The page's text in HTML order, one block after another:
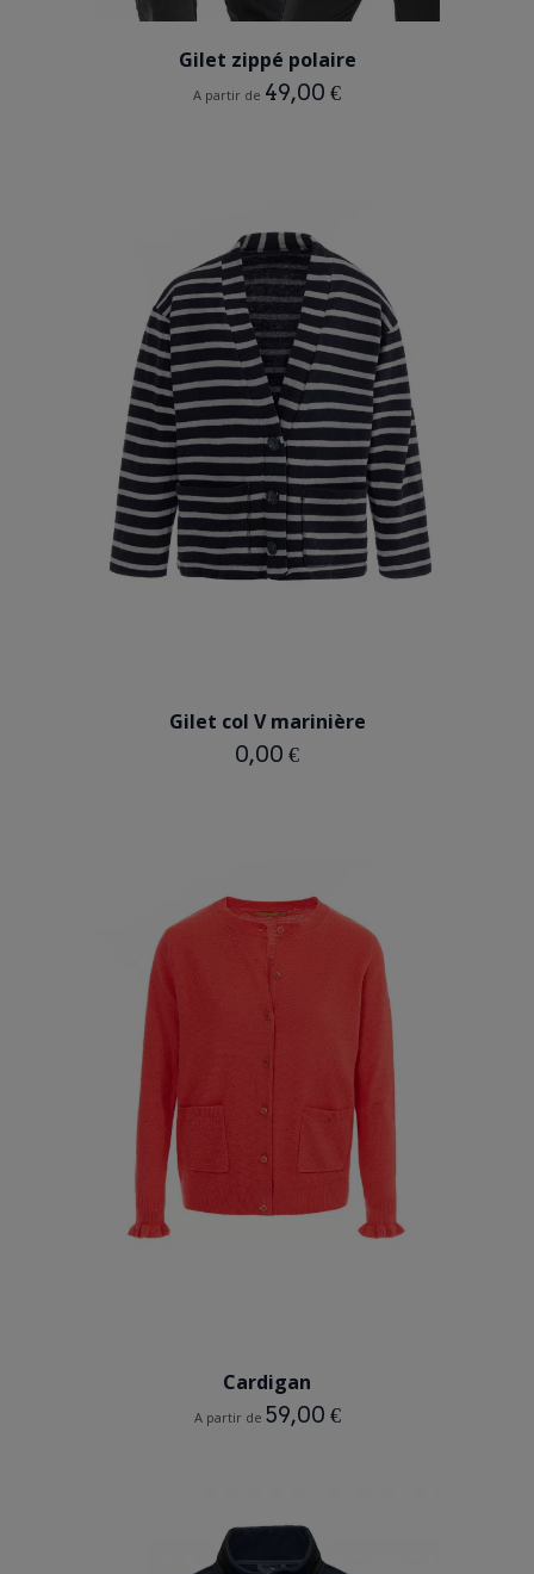
BLEU MARINE
NOIR
Gilet zippé polaire
A partir de 49,00 €
Gilet col V marinière
0,00 €
Cardigan
A partir de 59,00 €